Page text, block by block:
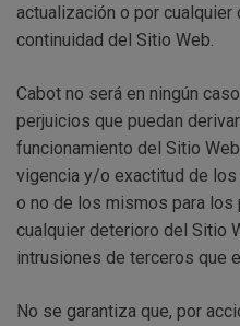
actualización o por cualquier
continuidad del Sitio Web.
Cabot no será en ningún
perjuicios que puedan
funcionamiento del Sitio
vigencia y/o exactitud de
o no de los mismos para
cualquier deterioro del Sitio
intrusiones de terceros que
No se garantiza que, por